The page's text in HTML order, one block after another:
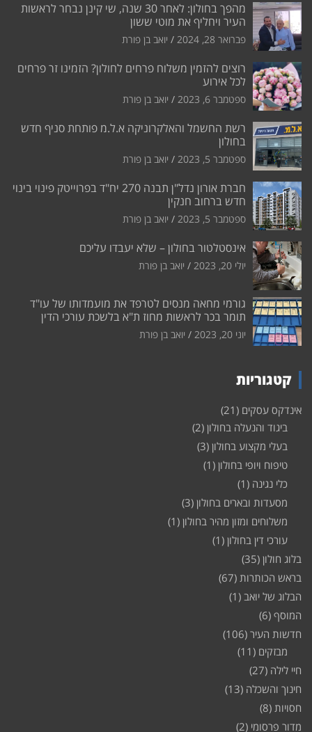
מהפך בחולון: לאחר 30 שנה, שי קינן נבחר לראשות
העיר ויחליף את מוטי ששון
פברואר 28, 2024 יואב בן פורת
רוצים להזמין משלוח פרחים לחולון? הזמינו זר פרחים
לכל אירוע
ספטמבר 6, 2023 יואב בן פורת
רשת החשמל והאלקרוניקה א.ל.מ פותחת סניף חדש
בחולון
ספטמבר 5, 2023 יואב בן פורת
חברת אורון נדל"ן תבנה 270 יח"ד בפרוייטק פינוי בינוי
חדש ברחוב חנקין
ספטמבר 5, 2023 יואב בן פורת
אינסטלטור בחולון – שלא יעבדו עליכם
יולי 20, 2023 יואב בן פורת
גורמי מחאה מנסים לטרפד את מועמדותו של עו"ד
תומר בכר לראשות מחוז ת"א בלשכת עורכי הדין
יוני 20, 2023 יואב בן פורת
קטגוריות
אינדקס עסקים (21)
ביגוד והנעלה בחולון (2)
בעלי מקצוע בחולון (3)
טיפוח ויופי בחולון (1)
כלי נגינה (1)
מסעדות ובארים בחולון (3)
משלוחים ומזון מהיר בחולון (1)
עורכי דין בחולון (1)
בלוג חולון (35)
בראש הכותרות (67)
הבלוג של יואב (1)
המוסף (6)
חדשות העיר (106)
מבזקים (11)
חיי לילה (27)
חינוך והשכלה (13)
חסויות (8)
מדור פרסומי (2)